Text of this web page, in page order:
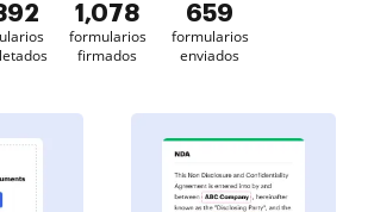
1,078
formularios
firmados
659
formularios
enviados